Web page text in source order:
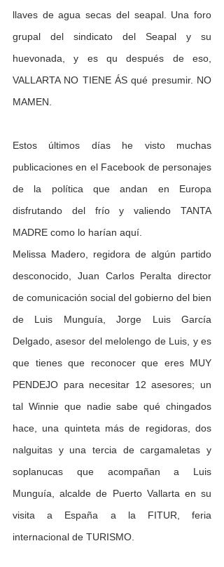
llaves de agua secas del seapal. Una foro
grupal del sindicato del Seapal y su
huevonada, y es qu después de eso,
VALLARTA NO TIENE ÁS qué presumir. NO
MAMEN.
Estos últimos días he visto muchas
publicaciones en el Facebook de personajes
de la política que andan en Europa
disfrutando del frío y valiendo TANTA
MADRE como lo harían aquí.
Melissa Madero, regidora de algún partido
desconocido, Juan Carlos Peralta director
de comunicación social del gobierno del bien
de Luis Munguía, Jorge Luis García
Delgado, asesor del melolengo de Luis, y es
que tienes que reconocer que eres MUY
PENDEJO para necesitar 12 asesores; un
tal Winnie que nadie sabe qué chingados
hace, una quinteta más de regidoras, dos
nalguitas y una tercia de cargamaletas y
soplanucas que acompañan a Luis
Munguía, alcalde de Puerto Vallarta en su
visita a España a la FITUR, feria
internacional de TURISMO.